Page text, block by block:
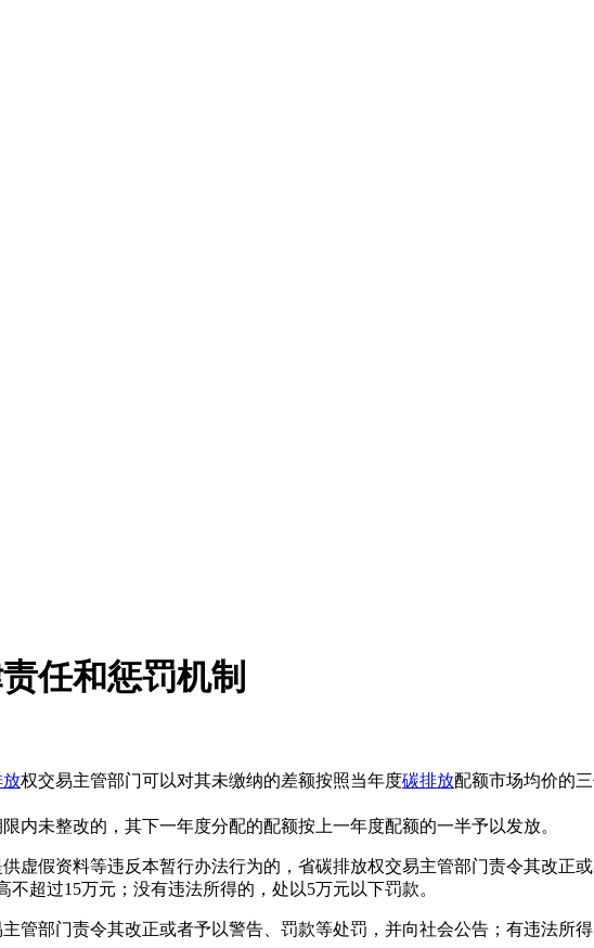
任和惩罚机制
放权交易主管部门可以对其未缴纳的差额按照当年度碳排放配额市场均价的
内未整改的，其下一年度分配的配额按上一年度配额的一半予以发放。
虚假资料等违反本暂行办法行为的，省碳排放权交易主管部门责令其改正
超过15万元；没有违法所得的，处以5万元以下罚款。
管部门责令其改正或者予以警告、罚款等处罚，并向社会公告；有违法所